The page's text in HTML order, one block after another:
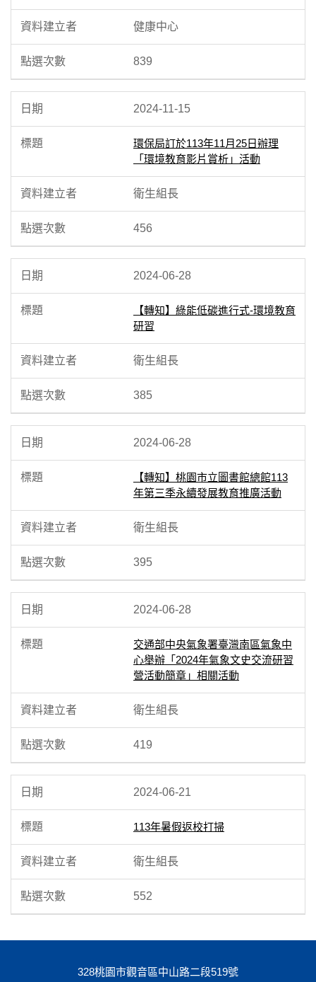
健康中心
839
2024-11-15
環保局訂於113年11月25日辦理
「環境教育影片賞析」活動
衛生組長
456
2024-06-28
【轉知】綠能低碳進行式-環境教育
研習
衛生組長
385
2024-06-28
【轉知】桃園市立圖書館總館113
年第三季永續發展教育推廣活動
衛生組長
395
2024-06-28
交通部中央氣象署臺灣南區氣象中
心舉辦「2024年氣象文史交流研習
營活動簡章」相關活動
衛生組長
419
2024-06-21
113年暑假返校打掃
衛生組長
552
328桃園市觀音區中山路二段519號